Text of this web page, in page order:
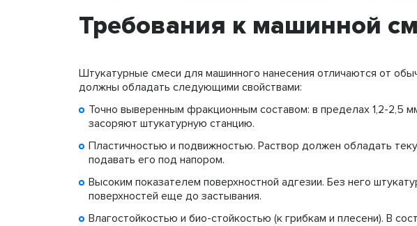
Требования к машинной
Штукатурные смеси для машинного нанесения отличаются от
должны обладать следующими свойствами:
Точно выверенным фракционным составом: в пределах 1,2-2,5
засоряют штукатурную станцию.
Пластичностью и подвижностью. Раствор должен обладать
подавать его под напором.
Высоким показателем поверхностной адгезии. Без него
поверхностей еще до застывания.
Влагостойкостью и био-стойкостью (к грибкам и плесени). В